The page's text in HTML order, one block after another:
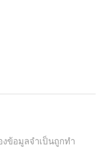
งข้อมูลจำเป็นถูกทำ